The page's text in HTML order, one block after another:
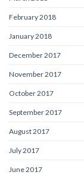
February 2018
January 2018
December 2017
November 2017
October 2017
September 2017
August 2017
July 2017
June 2017